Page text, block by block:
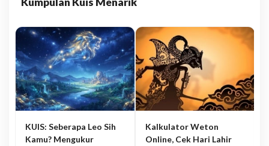
KUIS: Seberapa Leo Sih
Kamu? Mengukur
Kalkulator Weton
Online, Cek Hari Lahir